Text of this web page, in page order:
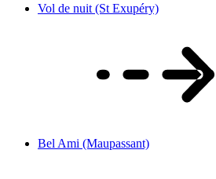
Vol de nuit (St Exupéry)
Bel Ami (Maupassant)